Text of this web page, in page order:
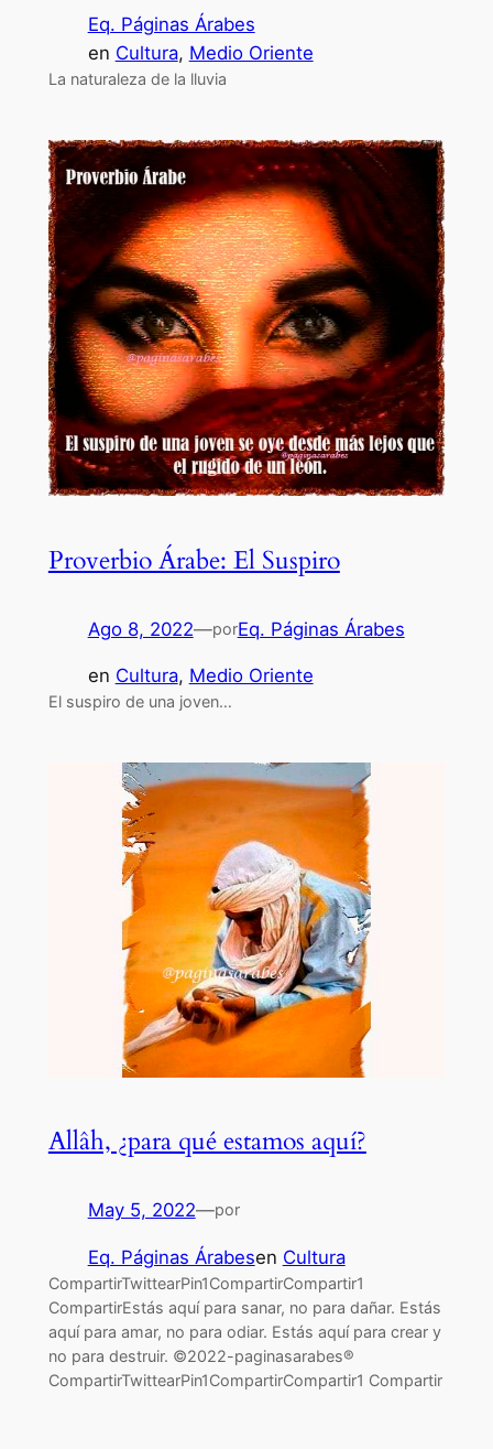
Eq. Páginas Árabes
en Cultura, Medio Oriente
La naturaleza de la lluvia
Proverbio Árabe: El Suspiro
Ago 8, 2022—porEq. Páginas Árabes
en Cultura, Medio Oriente
El suspiro de una joven…
Allâh, ¿para qué estamos aquí?
May 5, 2022—por
Eq. Páginas Árabesen Cultura
CompartirTwittearPin1CompartirCompartir1
CompartirEstás aquí para sanar, no para dañar. Estás
aquí para amar, no para odiar. Estás aquí para crear y
no para destruir. ©2022-paginasarabes®
CompartirTwittearPin1CompartirCompartir1 Compartir